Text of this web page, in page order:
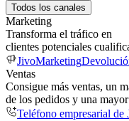
Todos los canales
Marketing
Transforma el tráfico en
clientes potenciales
JivoMarketing
Ventas
Consigue más ventas, un
de los pedidos y una
Teléfono empresarial de